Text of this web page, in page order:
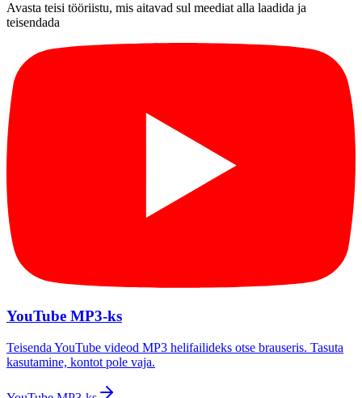
Avasta teisi tööriistu, mis aitavad sul meediat alla laadida ja
teisendada
YouTube MP3-ks
Teisenda YouTube videod MP3 helifailideks otse brauseris. Tasuta
kasutamine, kontot pole vaja.